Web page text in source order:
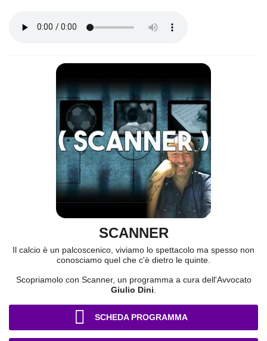
SCANNER
Il calcio è un palcoscenico, viviamo lo spettacolo ma spesso non
conosciamo quel che c'è dietro le quinte.
Scopriamolo con Scanner, un programma a cura dell'Avvocato
Giulio Dini.
SCHEDA PROGRAMMA